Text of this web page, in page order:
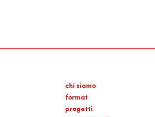
chi siamo
format
progetti